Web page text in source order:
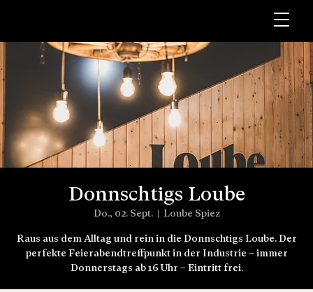
Donnschtigs Loube
Do., 02. Sept.
  |
Loube Spiez
Raus aus dem Alltag und rein in die Donnschtigs Loube. Der
perfekte Feierabendtreffpunkt in der Industrie – immer
Donnerstags ab 16 Uhr – Eintritt frei.